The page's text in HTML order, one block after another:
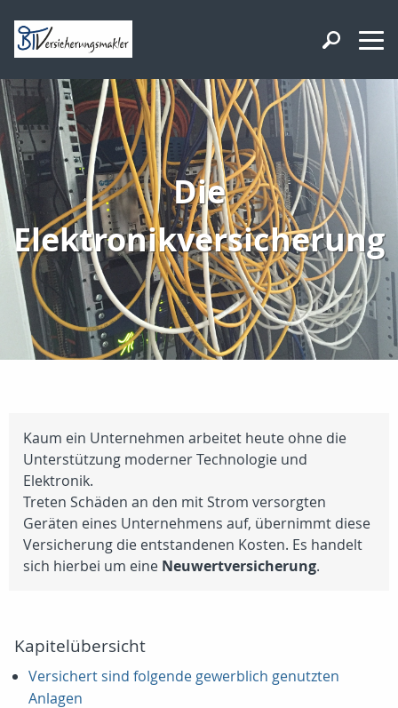
Die
Elektronikversicherung
Kaum ein Unternehmen arbeitet heute ohne die
Unterstützung moderner Technologie und
Elektronik.
Treten Schäden an den mit Strom versorgten
Geräten eines Unternehmens auf, übernimmt diese
Versicherung die entstandenen Kosten. Es handelt
sich hierbei um eine Neuwertversicherung.
Kapitelübersicht
Versichert sind folgende gewerblich genutzten
Anlagen